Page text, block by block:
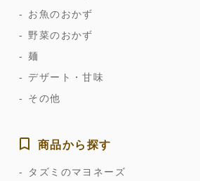
お魚のおかず
野菜のおかず
麺
デザート・甘味
その他
商品から探す
タズミのマヨネーズ